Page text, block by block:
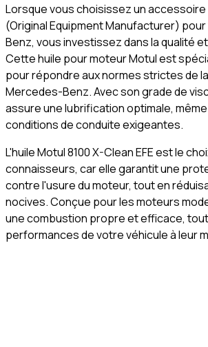
Lorsque vous choisissez un accessoire
(Original Equipment Manufacturer)
Benz, vous investissez dans la qualité
Cette huile pour moteur Motul est
pour répondre aux normes strictes de
Mercedes-Benz. Avec son grade de
assure une lubrification optimale,
conditions de conduite exigeantes.
L'huile Motul 8100 X-Clean EFE est le
connaisseurs, car elle garantit une
contre l'usure du moteur, tout en
nocives. Conçue pour les moteurs
une combustion propre et efficace,
performances de votre véhicule à leur